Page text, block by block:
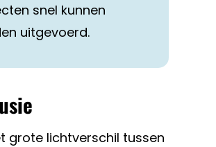
snel kunnen
uitgevoerd.
grote lichtverschil tussen